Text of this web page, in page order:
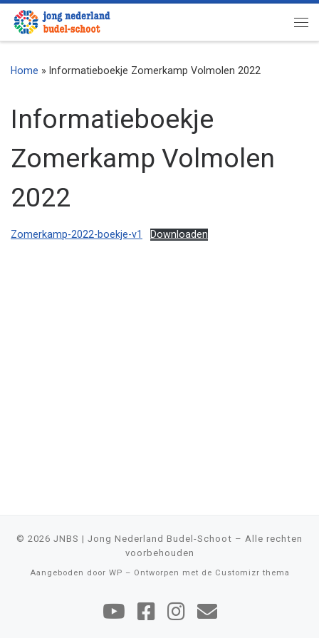
Ga naar inhoud
Home » Informatieboekje Zomerkamp Volmolen 2022
Informatieboekje
Zomerkamp Volmolen
2022
Zomerkamp-2022-boekje-v1 Downloaden
© 2026 JNBS | Jong Nederland Budel-Schoot – Alle rechten
voorbehouden
Aangeboden door WP – Ontworpen met de Customizr thema